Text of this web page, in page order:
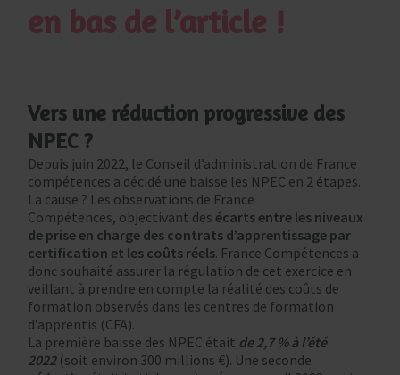
en bas de l’article !
Vers une réduction progressive des
NPEC ?
Depuis juin 2022, le Conseil d’administration de France
compétences a décidé une baisse les NPEC en 2 étapes.
La cause ? Les observations de France
Compétences, objectivant des écarts entre les niveaux
de prise en charge des contrats d’apprentissage par
certification et les coûts réels. France Compétences a
donc souhaité assurer la régulation de cet exercice en
veillant à prendre en compte la réalité des coûts de
formation observés dans les centres de formation
d’apprentis (CFA).
La première baisse des NPEC était de 2,7 % à l’été
2022(soit environ 300 millions €). Une seconde